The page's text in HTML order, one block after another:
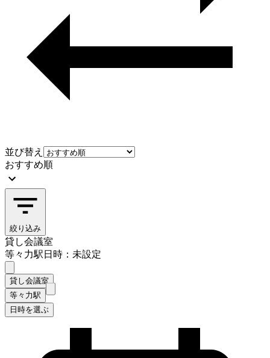
並び替え
おすすめ順
絞り込み
貸し会議室
等々力駅日時：未設定
貸し会議室
等々力駅
日時を選ぶ